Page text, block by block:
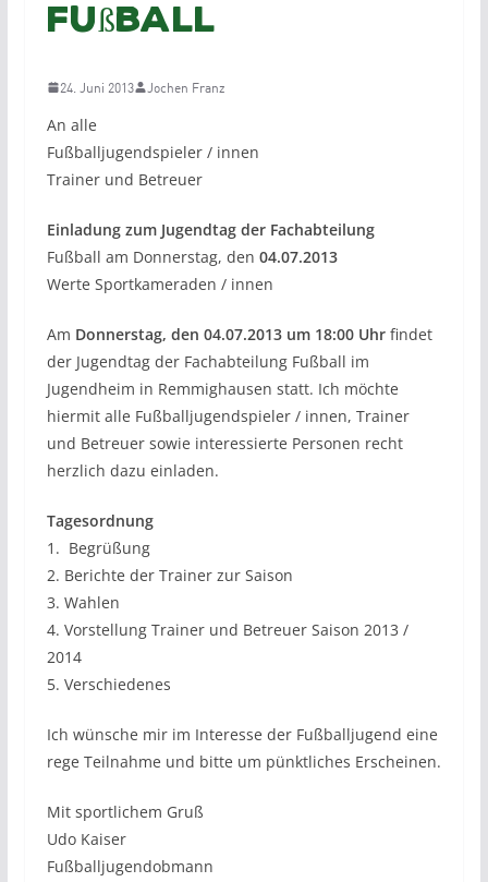
Fußball
24. Juni 2013 Jochen Franz
An alle
Fußballjugendspieler / innen
Trainer und Betreuer
Einladung zum Jugendtag der Fachabteilung
Fußball am Donnerstag, den 04.07.2013
Werte Sportkameraden / innen
Am Donnerstag, den 04.07.2013 um 18:00 Uhrfindet
der Jugendtag der Fachabteilung Fußball im
Jugendheim in Remmighausen statt. Ich möchte
hiermit alle Fußballjugendspieler / innen, Trainer
und Betreuer sowie interessierte Personen recht
herzlich dazu einladen.
Tagesordnung
1. Begrüßung
2. Berichte der Trainer zur Saison
3. Wahlen
4. Vorstellung Trainer und Betreuer Saison 2013 /
2014
5. Verschiedenes
Ich wünsche mir im Interesse der Fußballjugend eine
rege Teilnahme und bitte um pünktliches Erscheinen.
Mit sportlichem Gruß
Udo Kaiser
Fußballjugendobmann